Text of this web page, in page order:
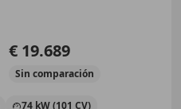
€ 19.689
Sin comparación
74 kW (101 CV)